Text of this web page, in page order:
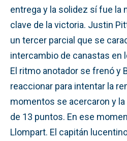
entrega y la solidez sí fue la
clave de la victoria. Justin
un tercer parcial que se
intercambio de canastas en
El ritmo anotador se frenó y
reaccionar para intentar la
momentos se acercaron y
de 13 puntos. En ese
Llompart. El capitán